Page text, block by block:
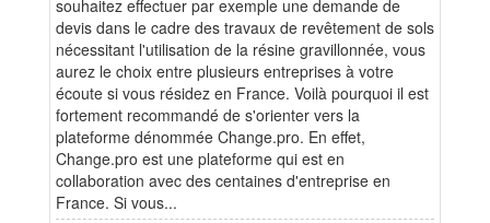
souhaitez effectuer par exemple une demande de
devis dans le cadre des travaux de revêtement de sols
nécessitant l'utilisation de la résine gravillonnée, vous
aurez le choix entre plusieurs entreprises à votre
écoute si vous résidez en France. Voilà pourquoi il est
fortement recommandé de s'orienter vers la
plateforme dénommée Change.pro. En effet,
Change.pro est une plateforme qui est en
collaboration avec des centaines d'entreprise en
France. Si vous...